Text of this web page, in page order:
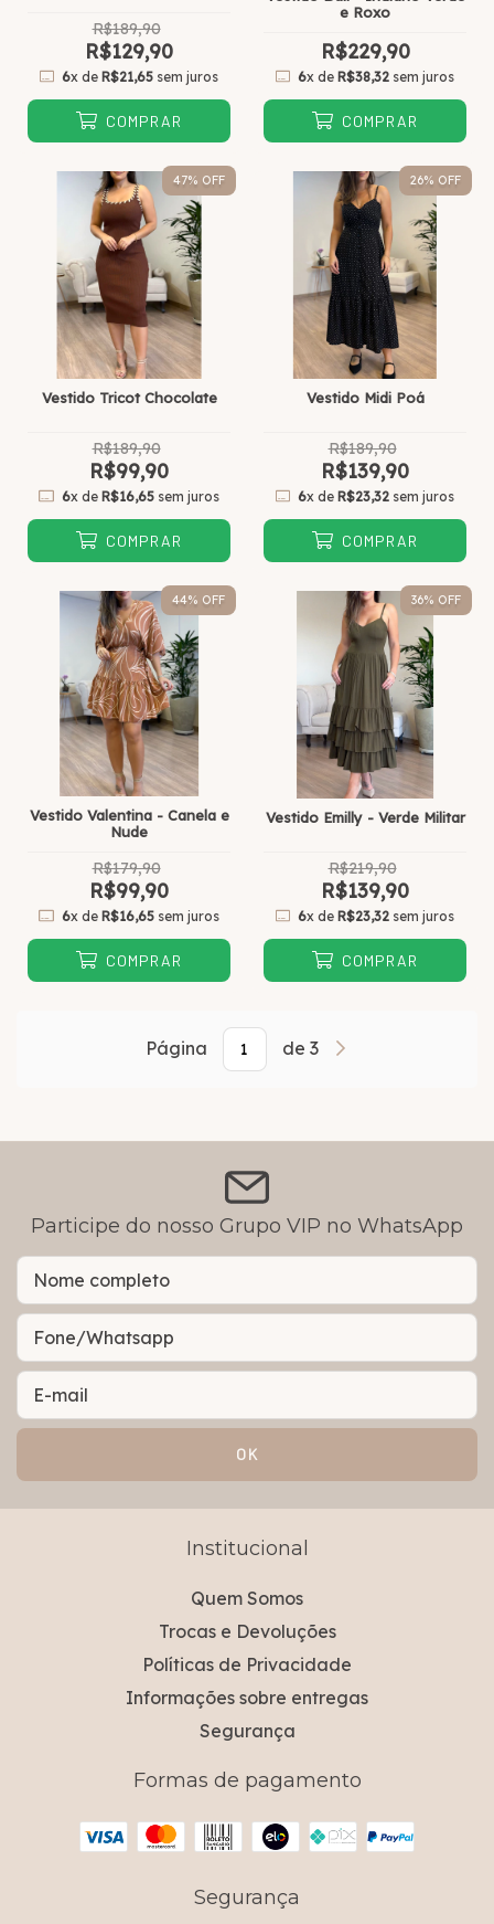
R$189,90
R$129,90
6x de R$21,65 sem juros
COMPRAR
e Roxo
R$229,90
6x de R$38,32 sem juros
COMPRAR
47% OFF
Vestido Tricot Chocolate
R$189,90
R$99,90
6x de R$16,65sem juros
COMPRAR
26% OFF
Vestido Midi Poá
R$189,90
R$139,90
6x de R$23,32 sem juros
COMPRAR
44% OFF
Vestido Valentina - Canela e
Nude
R$179,90
R$99,90
6x de R$16,65sem juros
COMPRAR
36% OFF
Vestido Emilly - Verde Militar
R$219,90
R$139,90
6x de R$23,32 sem juros
COMPRAR
Página de 3
Participe do nosso Grupo VIP no WhatsApp
Institucional
Quem Somos
Trocas e Devoluções
Políticas de Privacidade
Informações sobre entregas
Segurança
Formas de pagamento
Segurança